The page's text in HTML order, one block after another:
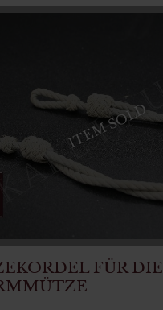
ITEM SOLD
FÜR DIE